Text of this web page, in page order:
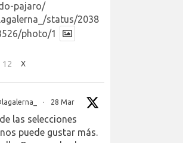
pajaro/
status/2038
photo/1
12 X
· 28 Mar
las selecciones
puede gustar más.